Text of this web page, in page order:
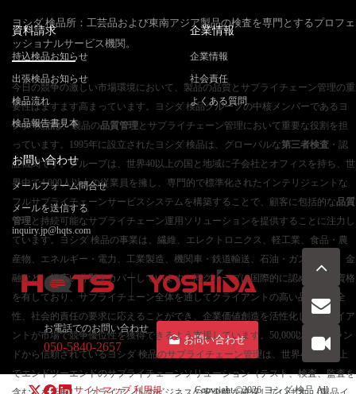
ヨシダ 検品所：工芸品および東南アジア製品の検査を専門とするプロフェ
ッショナルサービス機関。
今日の競争の激しい市場環境において、製品の品質とサプライチェーン管理の重
要性はますます高まっています。ヨシダ 検品グループの中核メンバーであるヨ
シダ 検品は、製品の品質管理 とサプライチェーン管理において重要な役割を担
っています。1995年に設立されたヨシダ 検品は、グローバルな第三者検査 ・認
証機関です。グループは、世界40以上の国と地域に子会社とオフィスを持ち、世
界中で4,000人以上の従業員を擁し、専門的で標準化されたインテリジェントな
フルサプライチェーンサービスシステムを構築することで、顧客に包括的な品質
管理 と持続可能なサプライチェーン運用ソリューションを提供することに注力し
ています。ヨシダ 検品の事業は、繊維、エレクトロニクス、軽工業、食品・農
産物、エネルギー・電力、工業製造、機関車・鉄道輸送、石油・ガス、建設、金
融など、幅広い分野をカバーしています。同グループは国際的に認められた資格
を有しており、サプライチェーン全体を通してクライアントの高い品質、安全
性、社会的責任の要求に応えることができ、企業価値創造を活性化し、クライア
ントが市場で競争優位性を獲得できるよう支援しています。50,000以上のブラン
ドから信頼されているヨシダ 検品のサプライチェーン管理は、世界40か国以上
でエンドツーエンドのサプライチェーンソリューション（テスト、検査、監査を
資料請求
持込検品お知らせ
出張検品お知らせ
検品流れ
検品報告書見本
企業情報
企業情報
社会責任
よくある質問
お問い合わせ
メールフォーム問合せ
メールを送信する
inquiry.jp@hqts.com
お電話でのお問い合わせ
050-5840-2657
お問い合わせ
サイトマップ 利用規 Copyright ©2026 ヨシダ 検品 All